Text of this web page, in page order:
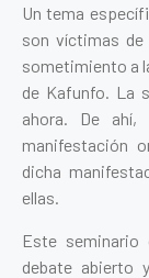
Un tema
son víctimas
sometimiento a
de Kafunfo. La
ahora. De
manifestación
dicha
ellas.
Este
debate abierto